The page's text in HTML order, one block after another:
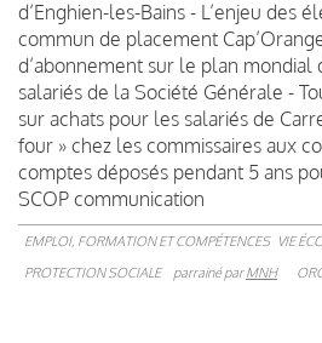
d’Enghien-les-Bains - L’enjeu des
commun de placement
d’abonnement sur le plan mondial
salariés de la Société Générale -
sur achats pour les salariés de
four » chez les commissaires aux
comptes déposés pendant 5 ans
SCOP communication
EMPLOI, FORMATION ET COMPÉTENCES VIE
PROTECTION SOCIALE
parrainé parMNH